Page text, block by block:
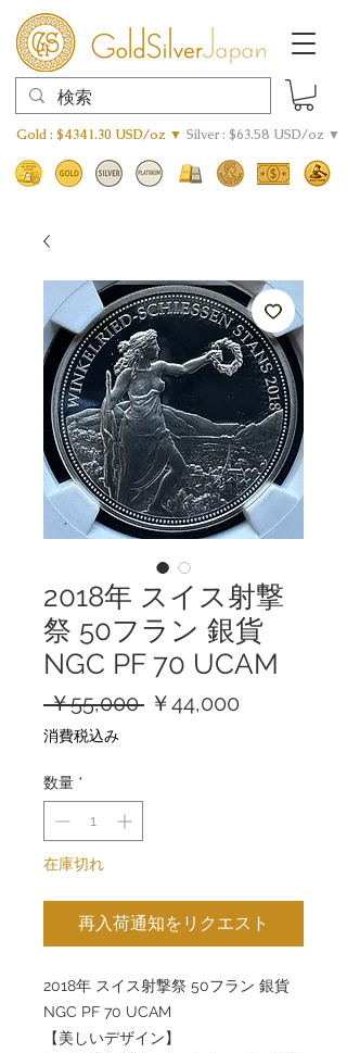
Gold : $4341.30 USD/oz ▼ Silver : $63.58 USD/oz ▼
2018年 スイス射撃
祭 50フラン 銀貨
NGC PF 70 UCAM
￥55,000 通￥44,000
消費税込み
数量 *
在庫切れ
再入荷通知をリクエスト
2018年 スイス射撃祭 50フラン 銀貨
NGC PF 70 UCAM
【美しいデザイン】